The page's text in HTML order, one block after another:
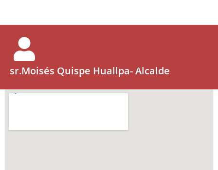
sr.Moisés Quispe Huallpa- Alcalde